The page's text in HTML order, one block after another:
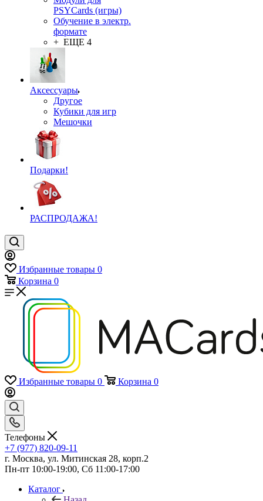
PSYCards (игры)
Обучение в электр.
формате
+ ЕЩЕ 4
Аксессуары
Другое
Кубики для игр
Мешочки
Подарки!
РАСПРОДАЖА!
Избранные товары 0
Корзина 0
Избранные товары 0 Корзина 0
Телефоны
+7 (977) 820-09-11
г. Москва, ул. Митинская 28, корп.2
Пн-пт 10:00-19:00, Сб 11:00-17:00
Каталог